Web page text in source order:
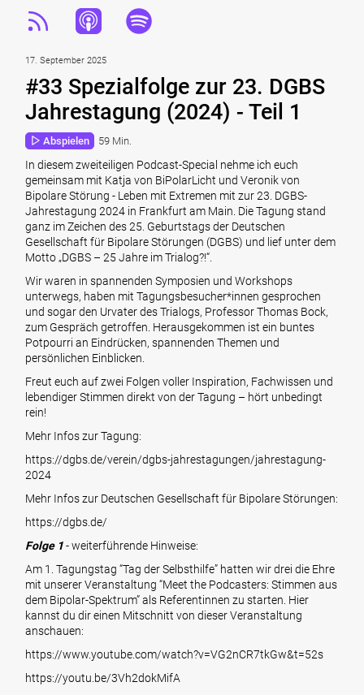
17. September 2025
#33 Spezialfolge zur 23. DGBS
Jahrestagung (2024) - Teil 1
Abspielen 59 Min.
In diesem zweiteiligen Podcast-Special nehme ich euch
gemeinsam mit Katja von BiPolarLicht und Veronik von
Bipolare Störung - Leben mit Extremen mit zur 23. DGBS-
Jahrestagung 2024 in Frankfurt am Main. Die Tagung stand
ganz im Zeichen des 25. Geburtstags der Deutschen
Gesellschaft für Bipolare Störungen (DGBS) und lief unter dem
Motto „DGBS – 25 Jahre im Trialog?!“.
Wir waren in spannenden Symposien und Workshops
unterwegs, haben mit Tagungsbesucher*innen gesprochen
und sogar den Urvater des Trialogs, Professor Thomas Bock,
zum Gespräch getroffen. Herausgekommen ist ein buntes
Potpourri an Eindrücken, spannenden Themen und
persönlichen Einblicken.
Freut euch auf zwei Folgen voller Inspiration, Fachwissen und
lebendiger Stimmen direkt von der Tagung – hört unbedingt
rein!
Mehr Infos zur Tagung:
https://dgbs.de/verein/dgbs-jahrestagungen/jahrestagung-
2024
Mehr Infos zur Deutschen Gesellschaft für Bipolare Störungen:
https://dgbs.de/
Folge 1- weiterführende Hinweise:
Am 1. Tagungstag “Tag der Selbsthilfe” hatten wir drei die Ehre
mit unserer Veranstaltung “Meet the Podcasters: Stimmen aus
dem Bipolar-Spektrum” als Referentinnen zu starten. Hier
kannst du dir einen Mitschnitt von dieser Veranstaltung
anschauen:
https://www.youtube.com/watch?v=VG2nCR7tkGw&t=52s
https://youtu.be/3Vh2dokMifA